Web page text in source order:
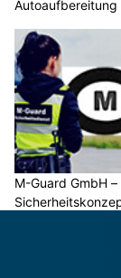
Autoaufbereitung
M-Guard GmbH